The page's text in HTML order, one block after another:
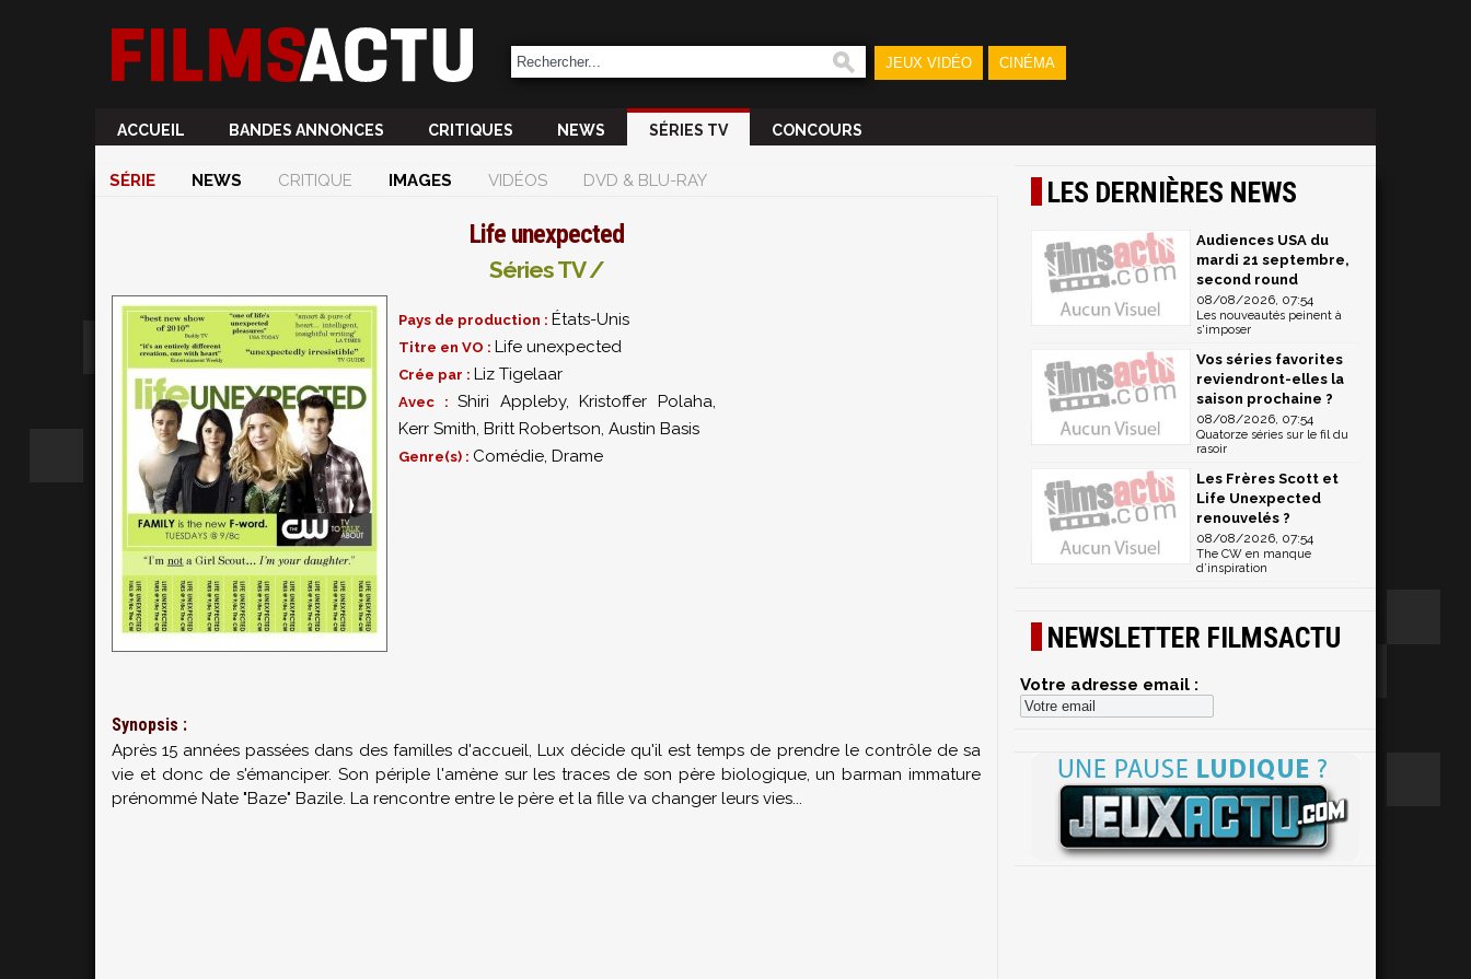
JEUX VIDÉO CINÉMA
ACCUEIL BANDES ANNONCES CRITIQUES NEWS SÉRIES TV CONCOURS
SÉRIE NEWS CRITIQUE IMAGES VIDÉOS DVD & BLU-RAY
Life unexpected
Séries TV /
Pays de production : États-Unis
Titre en VO : Life unexpected
Crée par : Liz Tigelaar
Avec :Shiri Appleby,Kristoffer Polaha,
Kerr Smith, Britt Robertson, Austin Basis
Genre(s) : Comédie, Drame
Synopsis :
Après 15 années passées dans des familles d'accueil, Lux décide qu'il est temps de prendre le contrôle de sa
vie et donc de s'émanciper. Son périple l'amène sur les traces de son père biologique, un barman immature
prénommé Nate "Baze" Bazile. La rencontre entre le père et la fille va changer leurs vies...
LES DERNIÈRES NEWS
Audiences USA du
mardi 21 septembre,
second round
08/08/2026, 07:54
Les nouveautés peinent à
s'imposer
Vos séries favorites
reviendront-elles la
saison prochaine ?
08/08/2026, 07:54
Quatorze séries sur le fil du
rasoir
Les Frères Scott et
Life Unexpected
renouvelés ?
08/08/2026, 07:54
The CW en manque
d’inspiration
NEWSLETTER FILMSACTU
Votre adresse email :